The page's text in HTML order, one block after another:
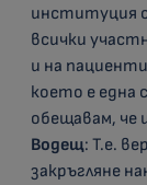
институция
всички
и на
което е една
обещавам, че
Водещ: Т.е.
закръгляне